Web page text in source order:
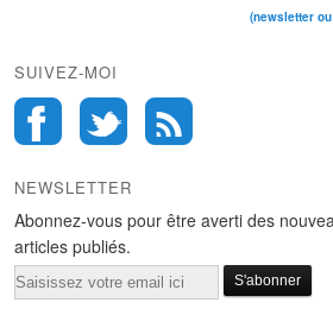
(newsletter
SUIVEZ-MOI
NEWSLETTER
Abonnez-vous pour être averti des
articles publiés.
Email